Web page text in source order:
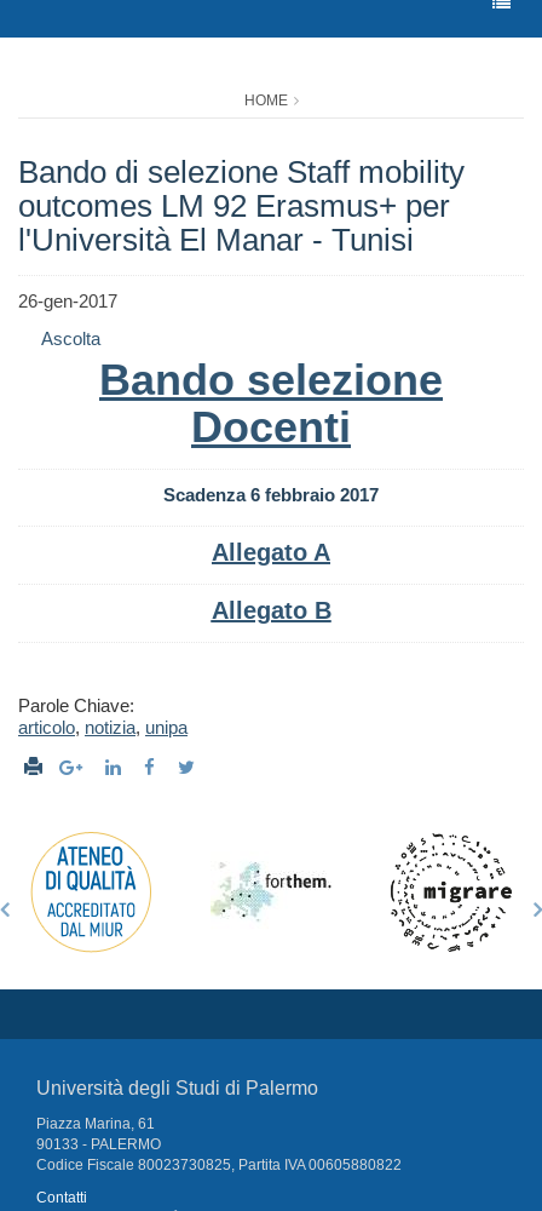
HOME
Bando di selezione Staff mobility
outcomes LM 92 Erasmus+ per
l'Università El Manar - Tunisi
26-gen-2017
Ascolta
Bando selezione
Docenti
Scadenza 6 febbraio 2017
Allegato A
Allegato B
Parole Chiave:
articolo, notizia, unipa
Università degli Studi di Palermo
Piazza Marina, 61
90133 - PALERMO
Codice Fiscale 80023730825, Partita IVA 00605880822
Contatti